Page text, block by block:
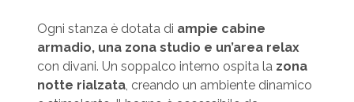
Ogni stanza è dotata di ampie cabine
armadio, una zona studio e un’area relax
con divani. Un soppalco interno ospita la zona
notte rialzata, creando un ambiente dinamico